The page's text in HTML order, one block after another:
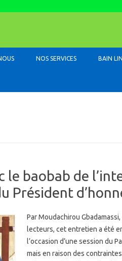
NOS SERVICES BAIN
le baobab de
Président
Par Moudachirou
lecteurs, cet entretien a été
l’occasion d’une session du
mais en raison des